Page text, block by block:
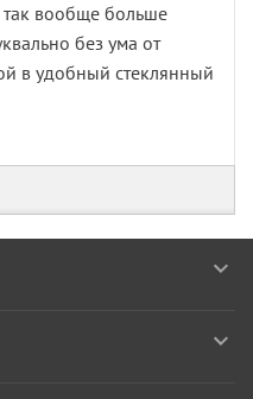
вообще больше
без ума от
в удобный стеклянный